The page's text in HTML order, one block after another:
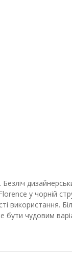
у чорній
використання.
бути чудовим